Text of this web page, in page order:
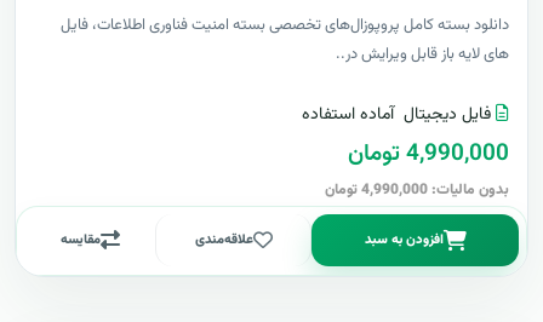
دانلود بسته کامل پروپوزال‌های تخصصی بسته امنیت فناوری اطلاعات، فایل
های لایه باز قابل ویرایش در..
فایل دیجیتال آماده استفاده
4,990,000 تومان
بدون مالیات: 4,990,000 تومان
افزودن به سبد علاقه‌مندی مقایسه